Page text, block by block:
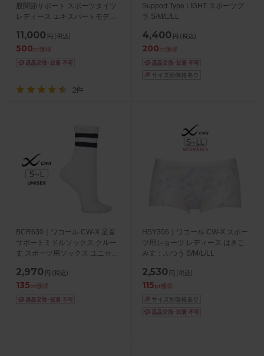
股関節サポート スポーツタイツ
レディース エキスパートモデル
11,000 円 (税込)
500pt獲得
2件
Support Type LIGHT スポーツブ
ラ S/M/L/LL
4,400 円 (税込)
200pt獲得
BCR630｜ワコール CW-X 足首
サポートミドルソックス クルー
丈 スポーツ用ソックス ユニセッ
2,970 円 (税込)
135pt獲得
HSY306｜ワコール CW-X スポー
ツ用ショーツ レディース はきこ
み丈：ふつう S/M/L/LL
2,530 円 (税込)
115pt獲得